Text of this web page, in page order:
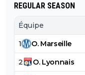
REGULAR SEASON
Équipe
1 O. Marseille
2 O. Lyonnais